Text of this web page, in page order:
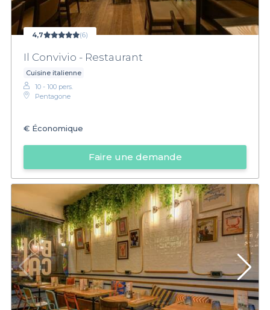
4,7 (6)
Il Convivio - Restaurant
Cuisine italienne
10 - 100 pers.
Pentagone
€ Économique
Faire une demande